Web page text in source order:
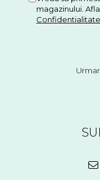
magazinului.
Confidentialitate